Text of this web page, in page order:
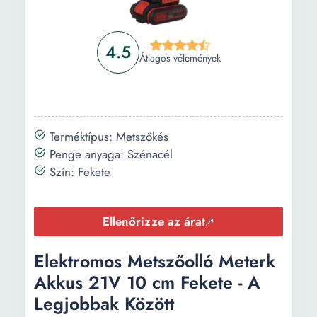
4.5 Átlagos vélemények
Terméktípus: Metszőkés
Penge anyaga: Szénacél
Szín: Fekete
Ellenőrizze az árat
Elektromos Metszőolló Meterk
Akkus 21V 10 cm Fekete - A
Legjobbak Között